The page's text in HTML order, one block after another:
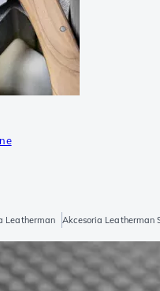
Leatherman Akcesoria Leatherman